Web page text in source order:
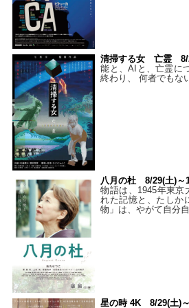
清掃する女 亡霊 8/
能と、AIと、亡霊に
終わり、 何者でも
八月の杜 8/29(土)～
物語は、1945年東京
れた記憶と、たしか
物」は、やがて自分
星の時 4K 8/29(土)～